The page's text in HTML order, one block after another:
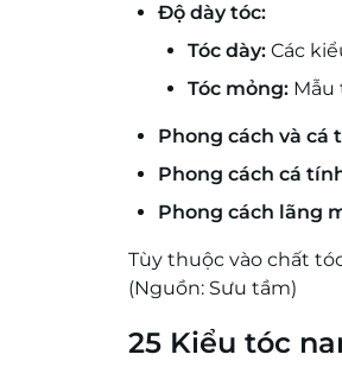
Độ dày tóc:
Tóc dày: Các
Tóc mỏng: Mẫu
Phong cách và cá
Phong cách cá
Phong cách lãng
Tùy thuộc vào chất
(Nguồn: Sưu tầm)
25 Kiểu tóc